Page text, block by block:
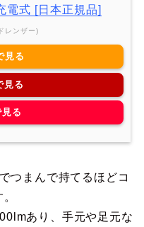
電式 [日本正規品]
レンザー)
見る
見る
る
つまんで持てるほどコ
あり、手元や足元な